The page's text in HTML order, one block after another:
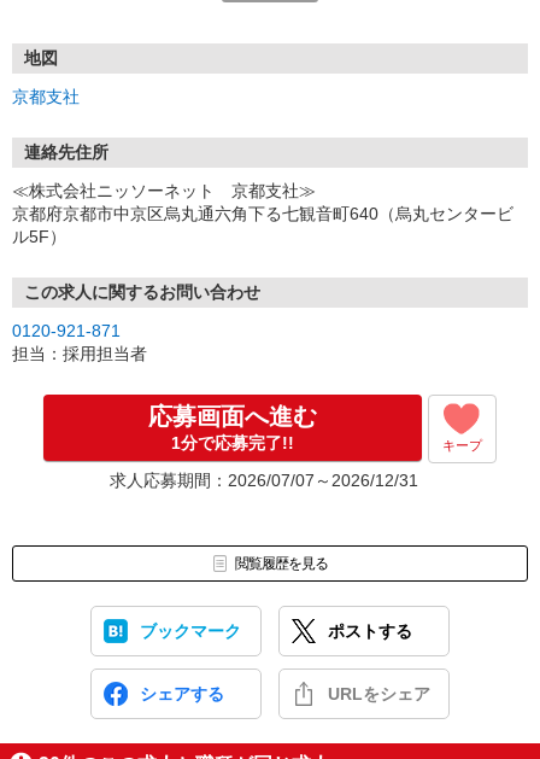
◎応募フォームからのご応募は24時間受付中です！
（2）面談・登録の実施
ご都合のよいお日にちをお聞かせください。
↓
（3）選考・お仕事のご案内
↓
（4）就業開始
能です。
地図
京都支社
連絡先住所
≪株式会社ニッソーネット 京都支社≫
京都府京都市中京区烏丸通六角下る七観音町640（烏丸センタービ
ル5F）
この求人に関するお問い合わせ
0120-921-871
担当：採用担当者
応募画面へ進む
1分で応募完了!! キープ
求人応募期間：2026/07/07～2026/12/31
閲覧履歴を見る
ブックマーク ポストする
シェアする URLをシェア